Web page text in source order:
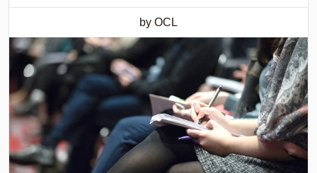
by OCL